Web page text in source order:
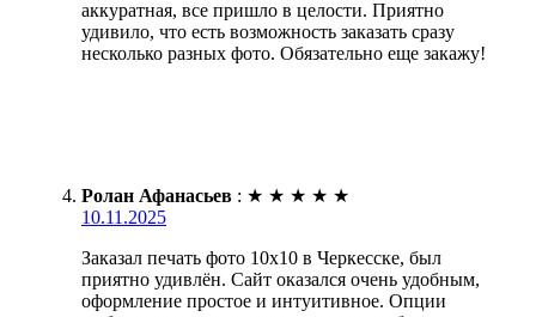
аккуратная, все пришло в целости. Приятно
удивило, что есть возможность заказать сразу
несколько разных фото. Обязательно еще закажу!
Ролан Афанасьев : ★ ★ ★ ★ ★
10.11.2025
Заказал печать фото 10х10 в Черкесске, был
приятно удивлён. Сайт оказался очень удобным,
оформление простое и интуитивное. Опции